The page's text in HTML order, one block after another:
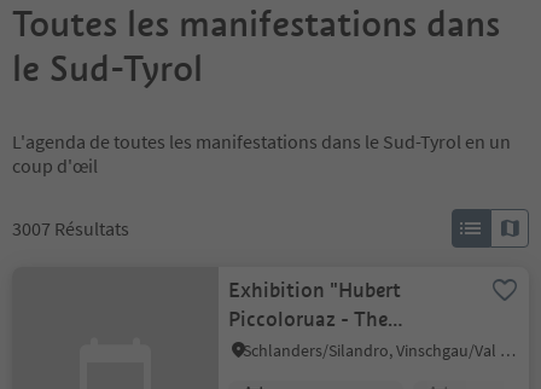
Toutes les manifestations dans
le Sud-Tyrol
L'agenda de toutes les manifestations dans le Sud-Tyrol en un
coup d'œil
3007 Résultats
Exhibition "Hubert
Piccoloruaz - The
Versatile Artist"
Schlanders/Silandro, Vinschgau/Val Venosta